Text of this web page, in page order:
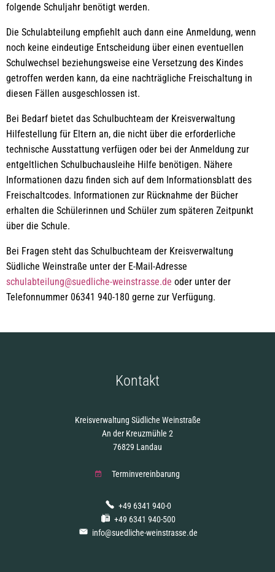
folgende Schuljahr benötigt werden.
Die Schulabteilung empfiehlt auch dann eine Anmeldung, wenn
noch keine eindeutige Entscheidung über einen eventuellen
Schulwechsel beziehungsweise eine Versetzung des Kindes
getroffen werden kann, da eine nachträgliche Freischaltung in
diesen Fällen ausgeschlossen ist.
Bei Bedarf bietet das Schulbuchteam der Kreisverwaltung
Hilfestellung für Eltern an, die nicht über die erforderliche
technische Ausstattung verfügen oder bei der Anmeldung zur
entgeltlichen Schulbuchausleihe Hilfe benötigen. Nähere
Informationen dazu finden sich auf dem Informationsblatt des
Freischaltcodes. Informationen zur Rücknahme der Bücher
erhalten die Schülerinnen und Schüler zum späteren Zeitpunkt
über die Schule.
Bei Fragen steht das Schulbuchteam der Kreisverwaltung
Südliche Weinstraße unter der E-Mail-Adresse
schulabteilung@suedliche-weinstrasse.de oder unter der
Telefonnummer 06341 940-180 gerne zur Verfügung.
Kontakt
Kreisverwaltung Südliche Weinstraße
An der Kreuzmühle 2
76829 Landau
Terminvereinbarung
+49 6341 940-0
+49 6341 940-500
info@suedliche-weinstrasse.de